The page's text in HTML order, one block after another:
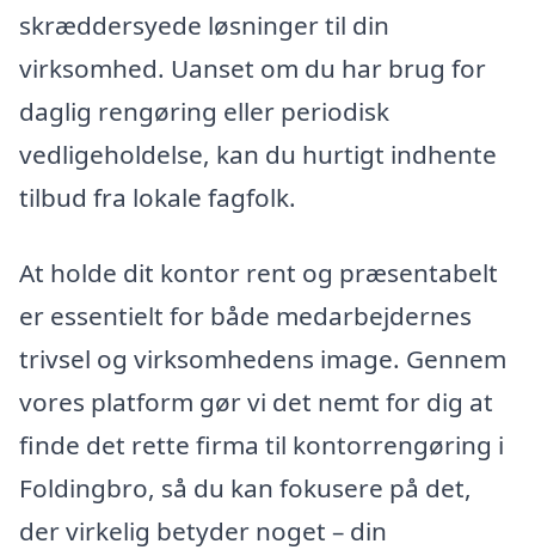
skræddersyede løsninger til din
virksomhed. Uanset om du har brug for
daglig rengøring eller periodisk
vedligeholdelse, kan du hurtigt indhente
tilbud fra lokale fagfolk.
At holde dit kontor rent og præsentabelt
er essentielt for både medarbejdernes
trivsel og virksomhedens image. Gennem
vores platform gør vi det nemt for dig at
finde det rette firma til kontorrengøring i
Foldingbro, så du kan fokusere på det,
der virkelig betyder noget – din